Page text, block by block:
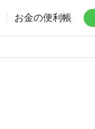
お金の便利帳